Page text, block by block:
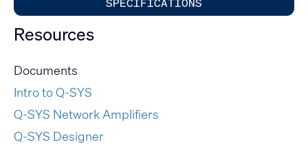
Resources
Documents
Intro to Q-SYS
Q-SYS Network Amplifiers
Q-SYS Designer